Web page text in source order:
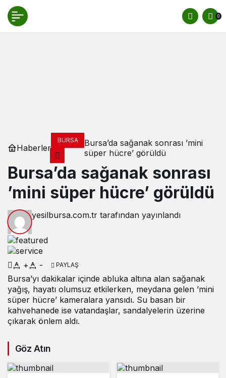
0
Haberler
BURSA
Bursa’da sağanak sonrası ’mini
süper hücre’ görüldü
Bursa’da sağanak sonrası
’mini süper hücre’ görüldü
yesilbursa.com.tr tarafından yayınlandı
+ - PAYLAŞ
Bursa’yı dakikalar içinde abluka altına alan sağanak
yağış, hayatı olumsuz etkilerken, meydana gelen ’mini
süper hücre’ kameralara yansıdı. Su basan bir
kahvehanede ise vatandaşlar, sandalyelerin üzerine
çıkarak önlem aldı.
Göz Atın